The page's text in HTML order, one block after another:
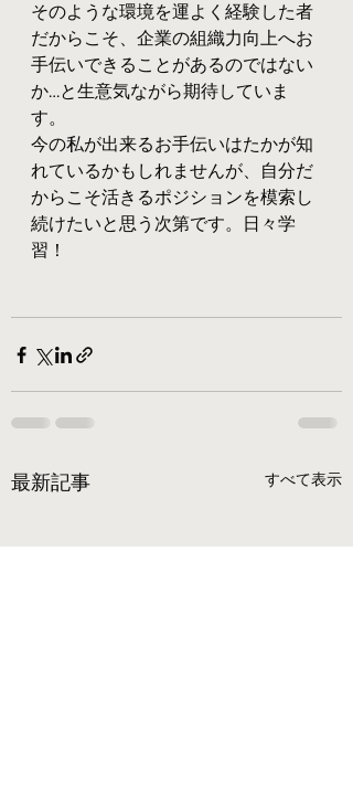
そのような環境を運よく経験した者
だからこそ、企業の組織力向上へお
手伝いできることがあるのではない
か…と生意気ながら期待していま
す。
今の私が出来るお手伝いはたかが知
れているかもしれませんが、自分だ
からこそ活きるポジションを模索し
続けたいと思う次第です。日々学
習！
最新記事 すべて表示